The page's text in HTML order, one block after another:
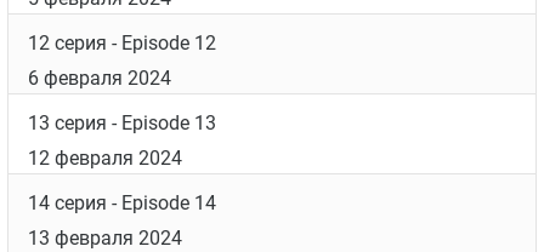
12 серия - Episode 12
6 февраля 2024
13 серия - Episode 13
12 февраля 2024
14 серия - Episode 14
13 февраля 2024